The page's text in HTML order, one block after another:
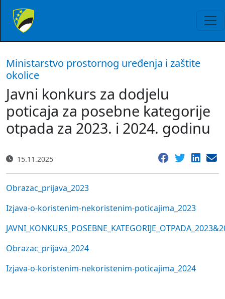
Ministarstvo prostornog uređenja i zaštite
okolice
Javni konkurs za dodjelu
poticaja za posebne kategorije
otpada za 2023. i 2024. godinu
15.11.2025
Obrazac_prijava_2023
Izjava-o-koristenim-nekoristenim-poticajima_2023
Obrazac_prijava_2024
Izjava-o-koristenim-nekoristenim-poticajima_2024